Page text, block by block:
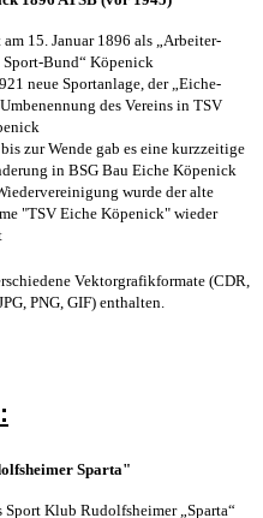
15. Januar 1896 als „Arbeiter-
Bund“ Köpenick
neue Sportanlage, der „Eiche-
des Vereins in TSV
zur Wende gab es eine kurzzeitige
in BSG Bau Eiche Köpenick
wurde der alte
"TSV Eiche Köpenick" wieder
Vektorgrafikformate (CDR,
PNG, GIF) enthalten.
Sparta"
Sport Klub Rudolfsheimer „Sparta“